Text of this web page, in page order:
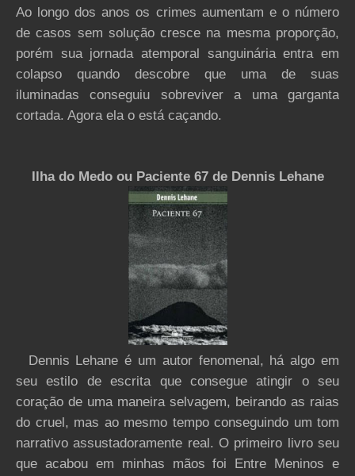
Ao longo dos anos os crimes aumentam e o número
de casos sem solução cresce na mesma proporção,
porém sua jornada atemporal sanguinária entra em
colapso quando descobre que uma de suas
iluminadas conseguiu sobreviver a uma garganta
cortada. Agora ela o está caçando.
Ilha do Medo ou Paciente 67 de Dennis Lehane
Dennis Lehane é um autor fenomenal, há algo em
seu estilo de escrita que consegue atingir o seu
coração de uma maneira selvagem, beirando as raias
do cruel, mas ao mesmo tempo conseguindo um tom
narrativo assustadoramente real. O primeiro livro seu
que acabou em minhas mãos foi Entre Meninos e